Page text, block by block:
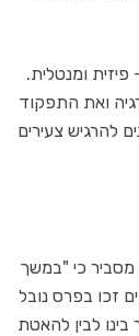
ומנטלית.
ואת התפקוד
להרגיש צעירים
מסביר כי "במשך
2019, שלושה חוקרים מבריקים זכו בפרס נובל
לבין להאטת